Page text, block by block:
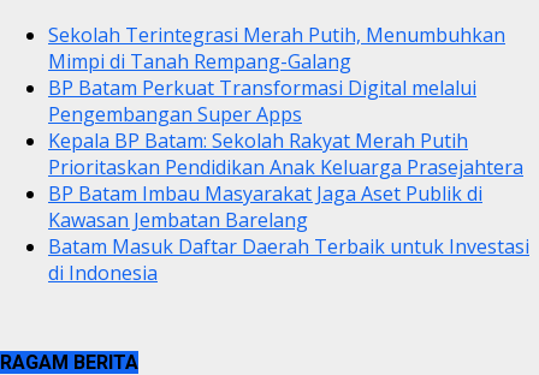
Sekolah Terintegrasi Merah Putih, Menumbuhkan
Mimpi di Tanah Rempang-Galang
BP Batam Perkuat Transformasi Digital melalui
Pengembangan Super Apps
Kepala BP Batam: Sekolah Rakyat Merah Putih
Prioritaskan Pendidikan Anak Keluarga Prasejahtera
BP Batam Imbau Masyarakat Jaga Aset Publik di
Kawasan Jembatan Barelang
Batam Masuk Daftar Daerah Terbaik untuk Investasi
di Indonesia
RAGAM BERITA